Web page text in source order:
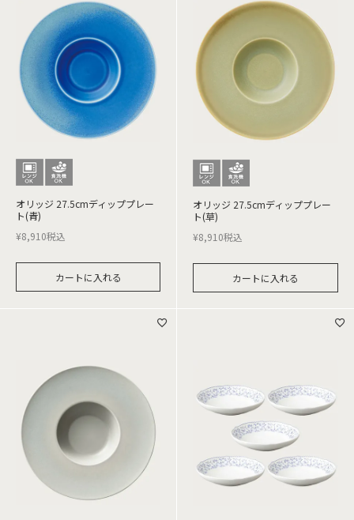
オリッジ 27.5cmディッププレー
ト(青)
¥8,910税込
カートに入れる
オリッジ 27.5cmディッププレー
ト(草)
¥8,910税込
カートに入れる